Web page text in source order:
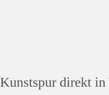
Kunstspur direkt in